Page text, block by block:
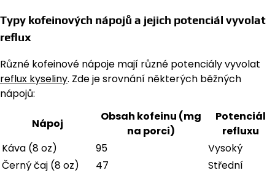
Typy kofeinových nápojů a jejich potenciál vyvolat
reflux
Různé kofeinové nápoje mají různé potenciály vyvolat
reflux kyseliny. Zde je srovnání některých běžných
nápojů:
Nápoj
Obsah kofeinu (mg
na porci)
Potenciál
refluxu
Káva (8 oz)
95
Vysoký
Černý čaj (8 oz)
47
Střední